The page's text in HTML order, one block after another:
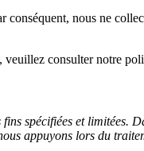
conséquent, nous ne
consulter notre
spécifiées et limitées.
appuyons lors du